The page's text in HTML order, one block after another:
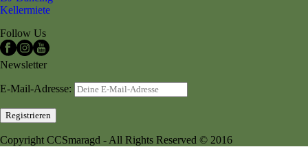
Kellermiete
Follow Us
Newsletter
E-Mail-Adresse:
Copyright CCSmaragd - All Rights Reserved © 2016